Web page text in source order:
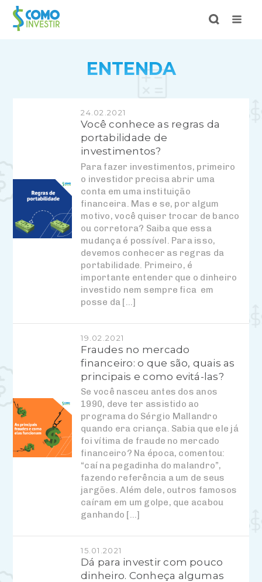
ENTENDA
24.02.2021
Você conhece as regras da
portabilidade de
investimentos?
Para fazer investimentos, primeiro
o investidor precisa abrir uma
conta em uma instituição
financeira. Mas e se, por algum
motivo, você quiser trocar de banco
ou corretora? Saiba que essa
mudança é possível. Para isso,
devemos conhecer as regras da
portabilidade. Primeiro, é
importante entender que o dinheiro
investido nem sempre fica em
posse da […]
19.02.2021
Fraudes no mercado
financeiro: o que são, quais as
principais e como evitá-las?
Se você nasceu antes dos anos
1990, deve ter assistido ao
programa do Sérgio Mallandro
quando era criança. Sabia que ele já
foi vítima de fraude no mercado
financeiro? Na época, comentou:
“caí na pegadinha do malandro”,
fazendo referência a um de seus
jargões. Além dele, outros famosos
caíram em um golpe, que acabou
ganhando […]
15.01.2021
Dá para investir com pouco
dinheiro. Conheça algumas